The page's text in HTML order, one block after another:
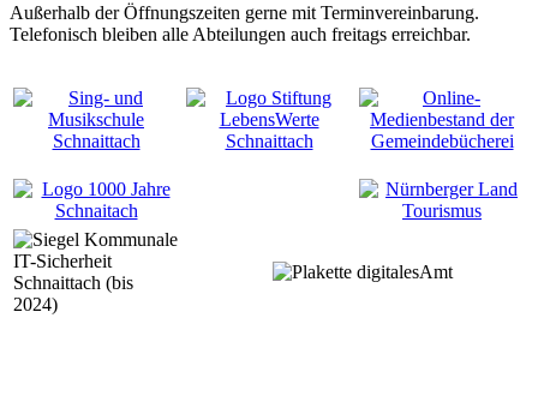
Außerhalb der Öffnungszeiten gerne mit Terminvereinbarung.
Telefonisch bleiben alle Abteilungen auch freitags erreichbar.